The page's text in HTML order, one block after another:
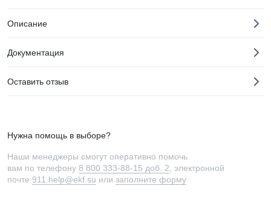
Описание
Документация
Оставить отзыв
Нужна помощь в выборе?
Наши менеджеры смогут оперативно помочь
вам по телефону 8 800 333-88-15 доб. 2 , электронной
почте 911.help@ekf.su или заполните форму